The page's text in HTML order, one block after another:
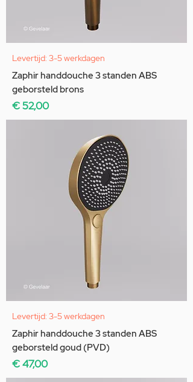
Levertijd: 3-5 werkdagen
Zaphir handdouche 3 standen ABS
geborsteld brons
Prijs
€ 52,00
Levertijd: 3-5 werkdagen
Zaphir handdouche 3 standen ABS
geborsteld goud (PVD)
Prijs
€ 47,00